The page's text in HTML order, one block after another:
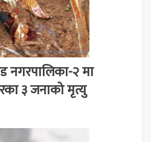
नगरपालिका-२ मा
३ जनाको मृत्यु